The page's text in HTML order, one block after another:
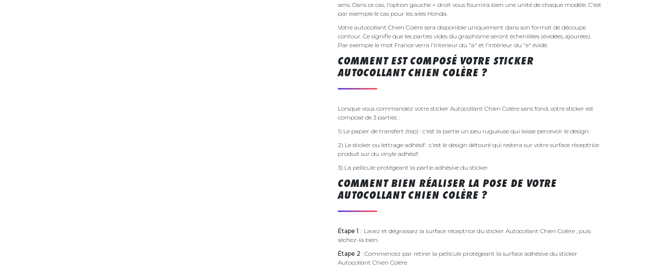
sens. Dans ce cas, l'option gauche + droit vous fournira bien une unité de chaque modèle. C'est
par exemple le cas pour les ailes Honda.
Votre autocollant Chien Colère sera disponible uniquement dans son format de découpe
contour. Ce signifie que les parties vides du graphisme seront échenillées (évidées, ajourées).
Par exemple le mot France verra l'interieur du "a" et l'intérieur du "e" évidé.
COMMENT EST COMPOSÉ VOTRE STICKER
AUTOCOLLANT CHIEN COLÈRE ?
Lorsque vous commandez votre sticker Autocollant Chien Colère sans fond, votre sticker est
composé de 3 parties :
1) Le papier de transfert (tep) : c'est la partie un peu rugueuse qui laisse percevoir le design
2) Le sticker ou lettrage adhésif : c'est le design détouré qui restera sur votre surface réceptrice
produit sur du vinyle adhésif.
3) La pellicule protégeant la partie adhésive du sticker
COMMENT BIEN RÉALISER LA POSE DE VOTRE
AUTOCOLLANT CHIEN COLÈRE ?
Étape 1 : Lavez et dégraissez la surface réceptrice du sticker Autocollant Chien Colère , puis
séchez-la bien.
Étape 2 : Commencez par retirer la pellicule protégeant la surface adhésive du sticker
Autocollant Chien Colère